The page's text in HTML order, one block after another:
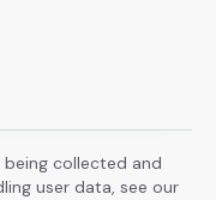
collected and
user data, see our